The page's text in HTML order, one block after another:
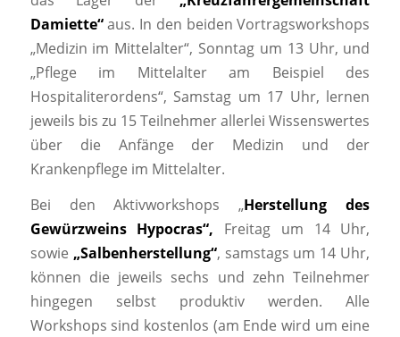
Damiette“aus. In den beiden Vortragsworkshops
„Medizin im Mittelalter“, Sonntag um 13 Uhr, und
„Pflege im Mittelalter am Beispiel des
Hospitaliterordens“, Samstag um 17 Uhr, lernen
jeweils bis zu 15 Teilnehmer allerlei Wissenswertes
über die Anfänge der Medizin und der
Krankenpflege im Mittelalter.
Bei den Aktivworkshops „Herstellung des
Gewürzweins Hypocras“, Freitag um 14 Uhr,
sowie „Salbenherstellung“, samstags um 14 Uhr,
können die jeweils sechs und zehn Teilnehmer
hingegen selbst produktiv werden. Alle
Workshops sind kostenlos (am Ende wird um eine